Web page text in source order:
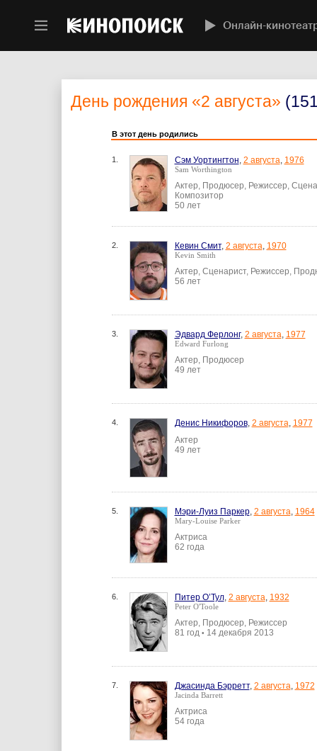
Онлайн-
День рождения «2 августа»
В этот день родились
1. Сэм Уортингтон, 2 августа, 1976
Sam Worthington
Актер, Продюсер, Режиссер,
Композитор
50 лет
2. Кевин Смит, 2 августа, 1970
Kevin Smith
Актер, Сценарист, Режиссер,
56 лет
3. Эдвард Ферлонг, 2 августа, 1977
Edward Furlong
Актер, Продюсер
49 лет
4. Денис Никифоров, 2 августа, 1977
Актер
49 лет
5. Мэри-Луиз Паркер, 2 августа, 1964
Mary-Louise Parker
Актриса
62 года
6. Питер О’Тул, 2 августа, 1932
Peter O'Toole
Актер, Продюсер, Режиссер
81 год • 14 декабря 2013
7. Джасинда Бэрретт, 2 августа, 1972
Jacinda Barrett
Актриса
54 года